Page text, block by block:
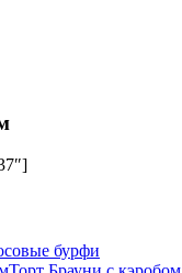
бурфи